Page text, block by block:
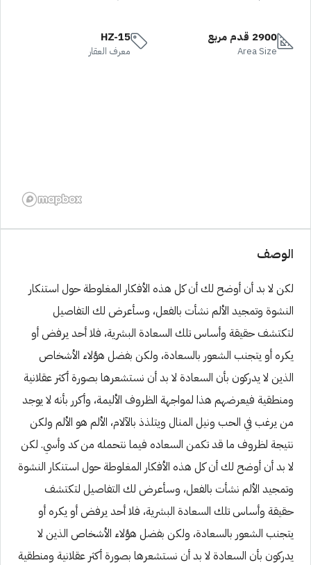
2900 قدم مربع
Area Size
HZ-15
معرف العقار
الوصف
لكن لا بد أن أوضح لك أن كل هذه الأفكار المغلوطة حول استنكار
النشوة وتمجيد الألم نشأت بالفعل، وسأعرض لك التفاصيل
لتكتشف حقيقة وأساس تلك السعادة البشرية، فلا أحد يرفض أو
يكره أو يتجنب الشعور بالسعادة، ولكن بفضل هؤلاء الأشخاص
الذين لا يدركون بأن السعادة لا بد أن نستشعرها بصورة أكثر عقلانية
ومنطقية فيعرضهم هذا لمواجهة الظروف الأليمة، وأكرر بأنه لا يوجد
من يرغب في الحب ونيل المنال ويتلذذ بالآلام، الألم هو الألم ولكن
نتيجة لظروف ما قد تكمن السعاده فيما نتحمله من كد وأسي. لكن
لا بد أن أوضح لك أن كل هذه الأفكار المغلوطة حول استنكار النشوة
وتمجيد الألم نشأت بالفعل، وسأعرض لك التفاصيل لتكتشف
حقيقة وأساس تلك السعادة البشرية، فلا أحد يرفض أو يكره أو
يتجنب الشعور بالسعادة، ولكن بفضل هؤلاء الأشخاص الذين لا
يدركون بأن السعادة لا بد أن نستشعرها بصورة أكثر عقلانية ومنطقية